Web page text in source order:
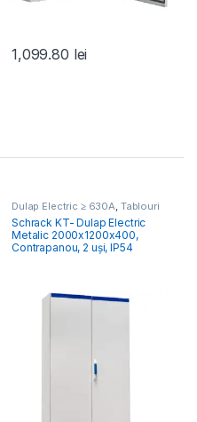
1,099.80 lei
Dulap Electric ≥ 630A Tablouri
Electrice Comercial & Industrial
Schrack KT- Dulap Electric
Metalic 2000x1200x400,
Contrapanou, 2 uși, IP54